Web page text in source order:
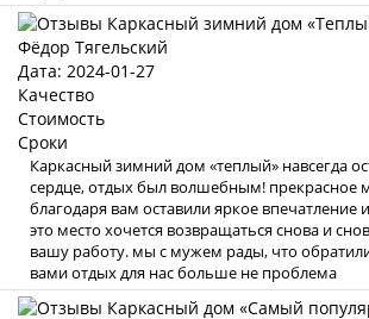
Фёдор Тягельский
Дата: 2024-01-27
Качество
Стоимость
Сроки
Каркасный зимний дом «теплый» навсегда
сердце, отдых был волшебным! прекрасное
благодаря вам оставили яркое
это место хочется возвращаться снова и
вашу работу. мы с мужем рады, что
вами отдых для нас больше не проблема